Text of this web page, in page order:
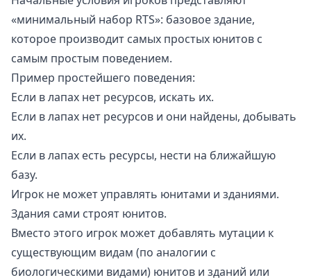
«минимальный набор RTS»: базовое здание,
которое производит самых простых юнитов с
самым простым поведением.
Пример простейшего поведения:
Если в лапах нет ресурсов, искать их.
Если в лапах нет ресурсов и они найдены, добывать
их.
Если в лапах есть ресурсы, нести на ближайшую
базу.
Игрок не может управлять юнитами и зданиями.
Здания сами строят юнитов.
Вместо этого игрок может добавлять мутации к
существующим видам (по аналогии с
биологическими видами) юнитов и зданий или